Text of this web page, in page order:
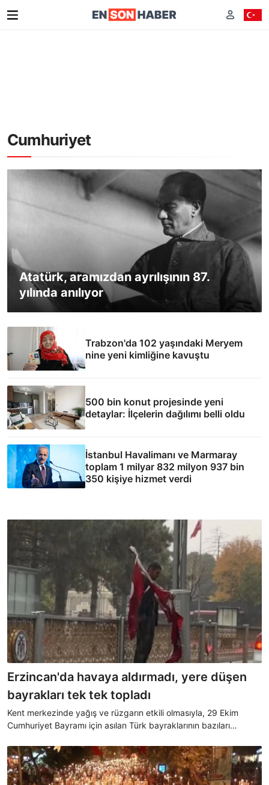
Cumhuriyet
Atatürk, aramızdan ayrılışının 87.
yılında anılıyor
Trabzon'da 102 yaşındaki Meryem
nine yeni kimliğine kavuştu
500 bin konut projesinde yeni
detaylar: İlçelerin dağılımı belli oldu
İstanbul Havalimanı ve Marmaray
toplam 1 milyar 832 milyon 937 bin
350 kişiye hizmet verdi
Erzincan'da havaya aldırmadı, yere düşen
bayrakları tek tek topladı
Kent merkezinde yağış ve rüzgarın etkili olmasıyla, 29 Ekim
Cumhuriyet Bayramı için asılan Türk bayraklarının bazıları
bayrakları toplayan vatandaşın duyarlı davranışı dikkat çekti.